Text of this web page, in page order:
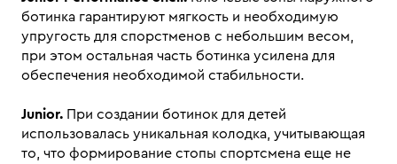
ботинка гарантируют мягкость и необходимую
упругость для спорстменов с небольшим весом,
при этом остальная часть ботинка усилена для
обеспечения необходимой стабильности.
Junior. При создании ботинок для детей
использовалась уникальная колодка, учитывающая
то, что формирование стопы спортсмена еще не